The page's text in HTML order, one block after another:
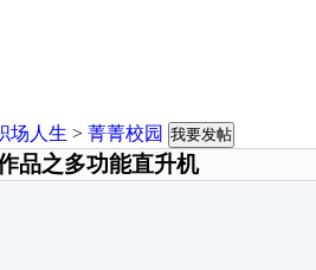
场人生 > 菁菁校园 我要发帖
品之多功能直升机